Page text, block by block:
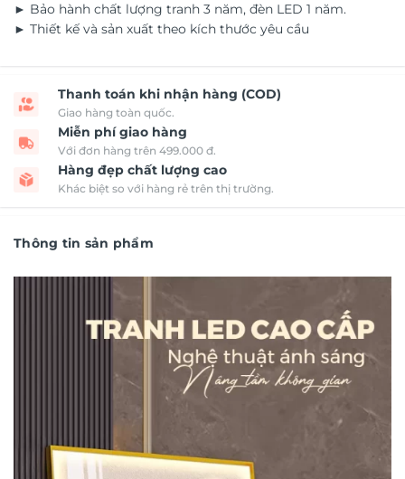
► Bảo hành chất lượng tranh 3 năm, đèn LED 1 năm.
► Thiết kế và sản xuất theo kích thước yêu cầu
Thanh toán khi nhận hàng (COD)
Giao hàng toàn quốc.
Miễn phí giao hàng
Với đơn hàng trên 499.000 đ.
Hàng đẹp chất lượng cao
Khác biệt so với hàng rẻ trên thị trường.
Thông tin sản phẩm